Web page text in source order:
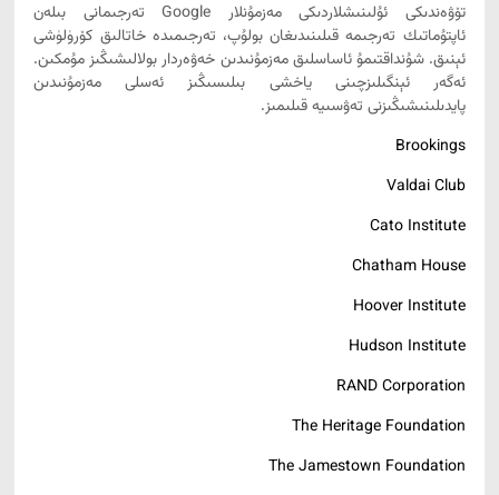
تۆۋەندىكى ئۇلىنىشلاردىكى مەزمۇنلار Google تەرجىمانى بىلەن
ئاپتۇماتىك تەرجىمە قىلىنىدىغان بولۇپ، تەرجىمىدە خاتالىق كۆرۈلۈشى
ئېنىق. شۇنداقتىمۇ ئاساسلىق مەزمۇنىدىن خەۋەردار بولالىشىڭىز مۇمكىن.
ئەگەر ئېنگىلىزچىنى ياخشى بىلىسىڭىز ئەسلى مەزمۇنىدىن
پايدىلىنىشىڭىزنى تەۋسىيە قىلىمىز.
Brookings
Valdai Club
Cato Institute
Chatham House
Hoover Institute
Hudson Institute
RAND Corporation
The Heritage Foundation
The Jamestown Foundation